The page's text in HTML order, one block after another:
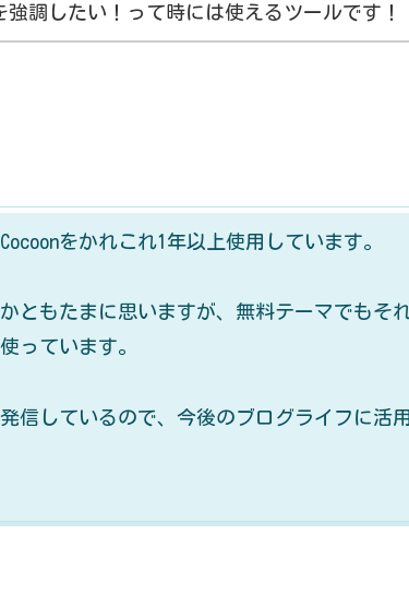
強調したい！って時には使えるツールです！
をかれこれ1年以上使用しています。
ともたまに思いますが、無料テーマでもそ
っています。
信しているので、今後のブログライフに活